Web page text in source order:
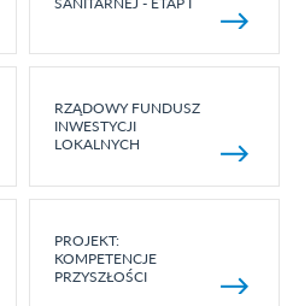
RZĄDOWY FUNDUSZ
INWESTYCJI
LOKALNYCH
PROJEKT:
KOMPETENCJE
PRZYSZŁOŚCI